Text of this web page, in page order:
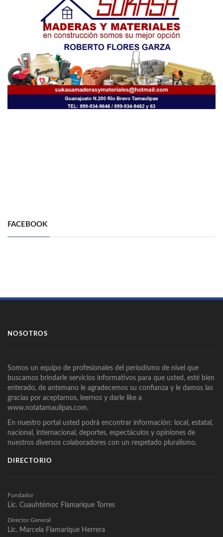
FACEBOOK
NOSOTROS
Somos un equipo de profesionales del periodismo de nivel que
buscamos brindarle servicios informativos para que usted, esté bien
enterado, de antemano le agradecemos su confianza y le damos las
gracias por aceptarnos, leernos y darle like a
www.notatamaulipas.com.
En nuestro portal usted podrá encontrar información: local, estatal,
nacional, internacional, deportes, espectáculos y opiniones de
nuestros diversos colaboradores con un respetado pluralismo.
DIRECTORIO
Fundador
Lic. Cuauhtémoc Flamarique Torres
Director General
Lic. Marcela Flamarique Herrera